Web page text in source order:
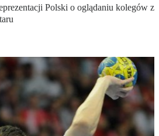
Polski o oglądaniu kolegów z